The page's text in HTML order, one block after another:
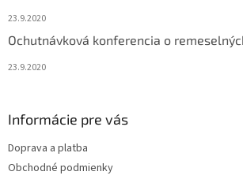
23.9.2020
Ochutnávková konferencia o
23.9.2020
Informácie pre vás
Doprava a platba
Obchodné podmienky